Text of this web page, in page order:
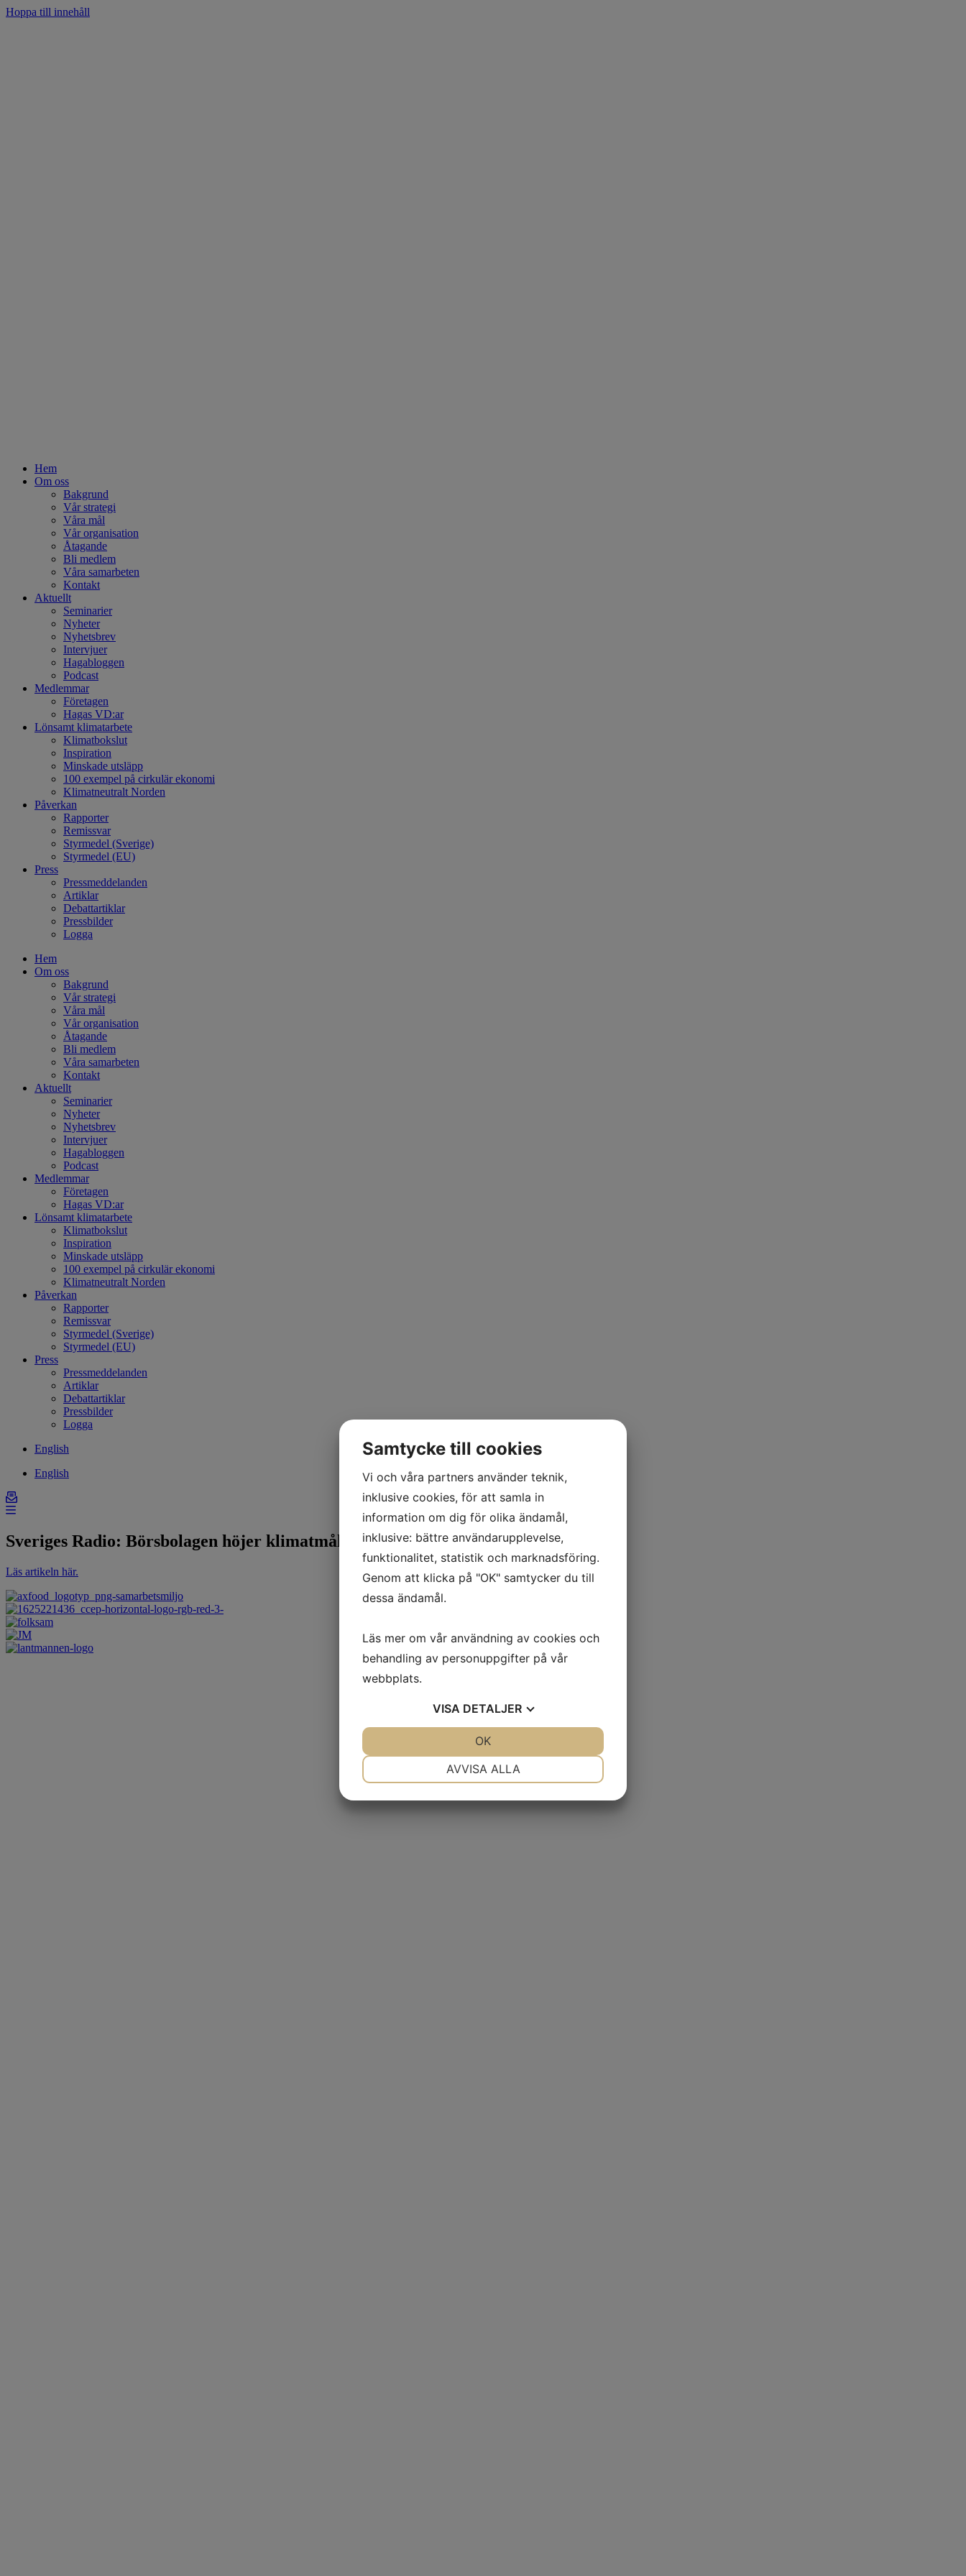
Hoppa till innehåll
Hem
Om oss
Bakgrund
Vår strategi
Våra mål
Vår organisation
Åtagande
Bli medlem
Våra samarbeten
Kontakt
Aktuellt
Seminarier
Nyheter
Nyhetsbrev
Intervjuer
Hagabloggen
Podcast
Medlemmar
Företagen
Hagas VD:ar
Lönsamt klimatarbete
Klimatbokslut
Inspiration
Minskade utsläpp
100 exempel på cirkulär ekonomi
Klimatneutralt Norden
Påverkan
Rapporter
Remissvar
Styrmedel (Sverige)
Styrmedel (EU)
Press
Pressmeddelanden
Artiklar
Debattartiklar
Pressbilder
Logga
Hem
Om oss
Bakgrund
Vår strategi
Våra mål
Vår organisation
Åtagande
Bli medlem
Våra samarbeten
Kontakt
Aktuellt
Seminarier
Nyheter
Nyhetsbrev
Intervjuer
Hagabloggen
Podcast
Medlemmar
Företagen
Hagas VD:ar
Lönsamt klimatarbete
Klimatbokslut
Inspiration
Minskade utsläpp
100 exempel på cirkulär ekonomi
Klimatneutralt Norden
Påverkan
Rapporter
Remissvar
Styrmedel (Sverige)
Styrmedel (EU)
Press
Pressmeddelanden
Artiklar
Debattartiklar
Pressbilder
Logga
English
English
Sveriges Radio: Börsbolagen höjer klimatmålen
Läs artikeln här.
Samtycke till cookies
Vi och våra partners använder teknik,
inklusive cookies, för att samla in
information om dig för olika ändamål,
inklusive: bättre användarupplevelse,
funktionalitet, statistik och marknadsföring.
Genom att klicka på "OK" samtycker du till
dessa ändamål.
Läs mer om vår användning av cookies och
behandling av personuppgifter på vår
webbplats.
VISA DETALJER
AVVISA ALLA
OK